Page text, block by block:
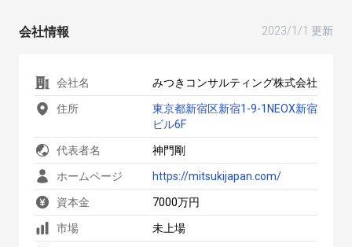
会社情報 2023/1/1 更新
会社名 みつきコンサルティング株式会社
住所
東京都新宿区新宿1-9-1NEOX新宿
ビル6F
代表者名 神門剛
ホームページ https://mitsukijapan.com/
資本金 7000万円
市場 未上場